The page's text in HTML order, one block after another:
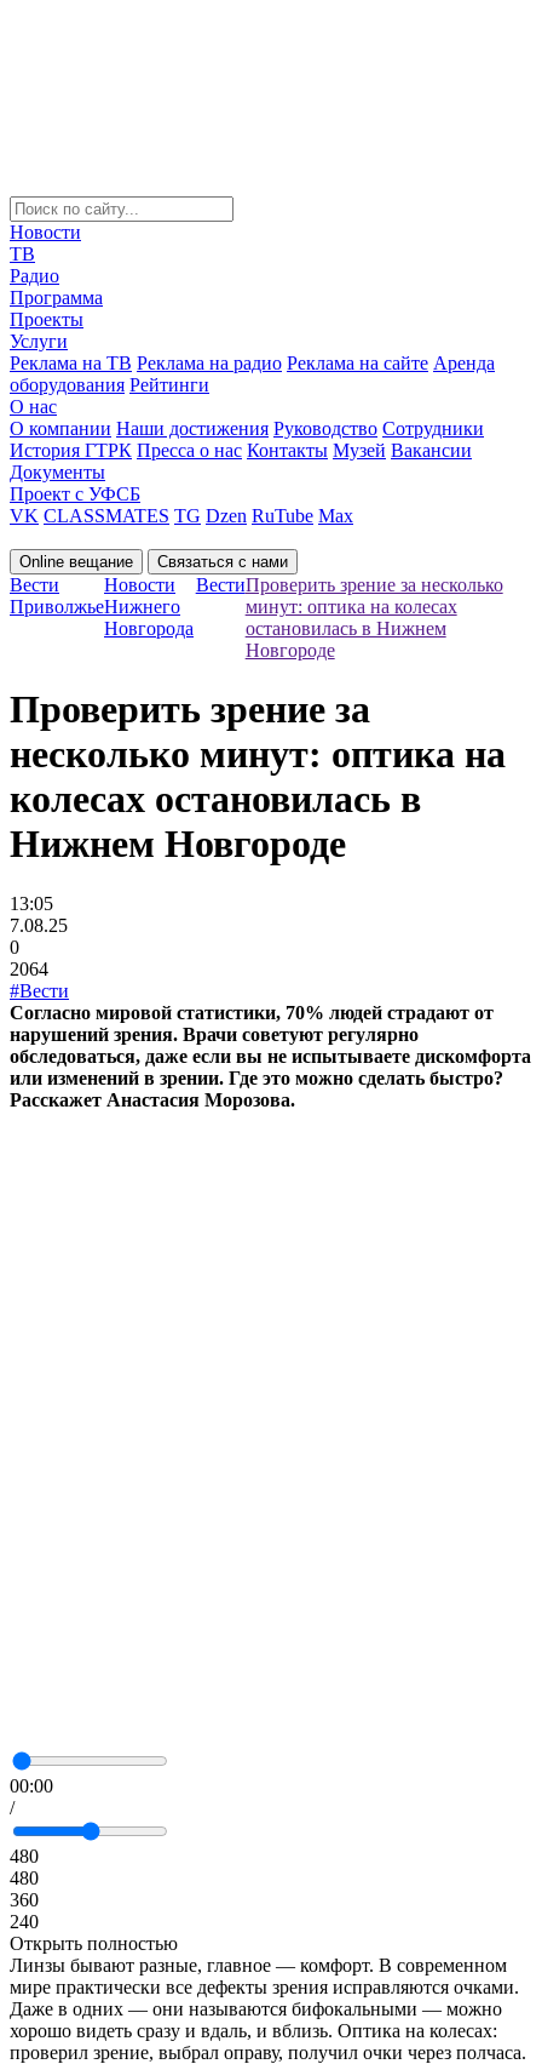
Новости
ТВ
Радио
Программа
Проекты
Услуги
Реклама на ТВ Реклама на радио Реклама на сайте Аренда
оборудования Рейтинги
О нас
О компании Наши достижения Руководство Сотрудники
История ГТРК Пресса о нас Контакты Музей Вакансии
Документы
Проект с УФСБ
VK CLASSMATES TG Dzen RuTube Max
Online вещание Связаться с нами
Вести
Приволжье
Новости
Нижнего
Новгорода
ВестиПроверить зрение за несколько
минут: оптика на колесах
остановилась в Нижнем
Новгороде
Проверить зрение за
несколько минут: оптика на
колесах остановилась в
Нижнем Новгороде
13:05
7.08.25
0
2064
#Вести
Согласно мировой статистики, 70% людей страдают от
нарушений зрения. Врачи советуют регулярно
обследоваться, даже если вы не испытываете дискомфорта
или изменений в зрении. Где это можно сделать быстро?
Расскажет Анастасия Морозова.
00:00
/
480
480
360
240
Открыть полностью
Линзы бывают разные, главное — комфорт. В современном
мире практически все дефекты зрения исправляются очками.
Даже в одних — они называются бифокальными — можно
хорошо видеть сразу и вдаль, и вблизь. Оптика на колесах:
проверил зрение, выбрал оправу, получил очки через полчаса.